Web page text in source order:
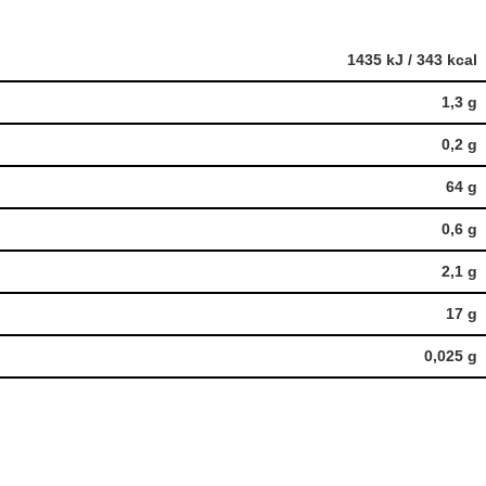
1435 kJ / 343 kcal
1,3 g
0,2 g
64 g
0,6 g
2,1 g
17 g
0,025 g